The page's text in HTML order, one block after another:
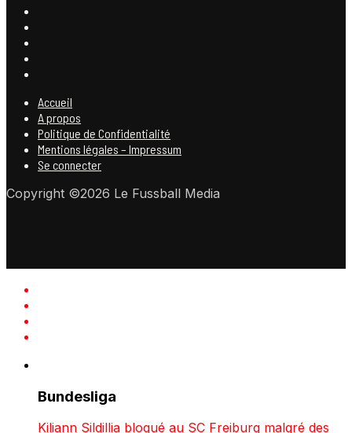
Accueil
A propos
Politique de Confidentialité
Mentions légales – Impressum
Se connecter
Copyright ©2026 Le Fussball Media
Bundesliga
Kiliann Sildillia bloqué au SC Freiburg malgré des